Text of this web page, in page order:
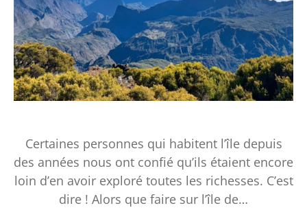
Certaines personnes qui habitent l’île depuis
des années nous ont confié qu’ils étaient encore
loin d’en avoir exploré toutes les richesses. C’est
dire ! Alors que faire sur l’île de…